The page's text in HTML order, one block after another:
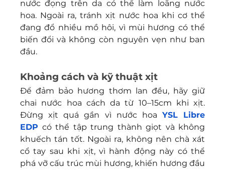
nước đọng trên da có thể làm loãng nước
hoa. Ngoài ra, tránh xịt nước hoa khi cơ thể
đang đổ nhiều mồ hôi, vì mùi hương có thể
biến đổi và không còn nguyên vẹn như ban
đầu.
Khoảng cách và kỹ thuật xịt
Để đảm bảo hương thơm lan đều, hãy giữ
chai nước hoa cách da từ 10–15cm khi xịt.
Đừng xịt quá gần vì nước hoa YSL Libre
EDP có thể tập trung thành giọt và không
khuếch tán tốt. Ngoài ra, không nên chà xát
cổ tay sau khi xịt, vì hành động này có thể
phá vỡ cấu trúc mùi hương, khiến hương đầu